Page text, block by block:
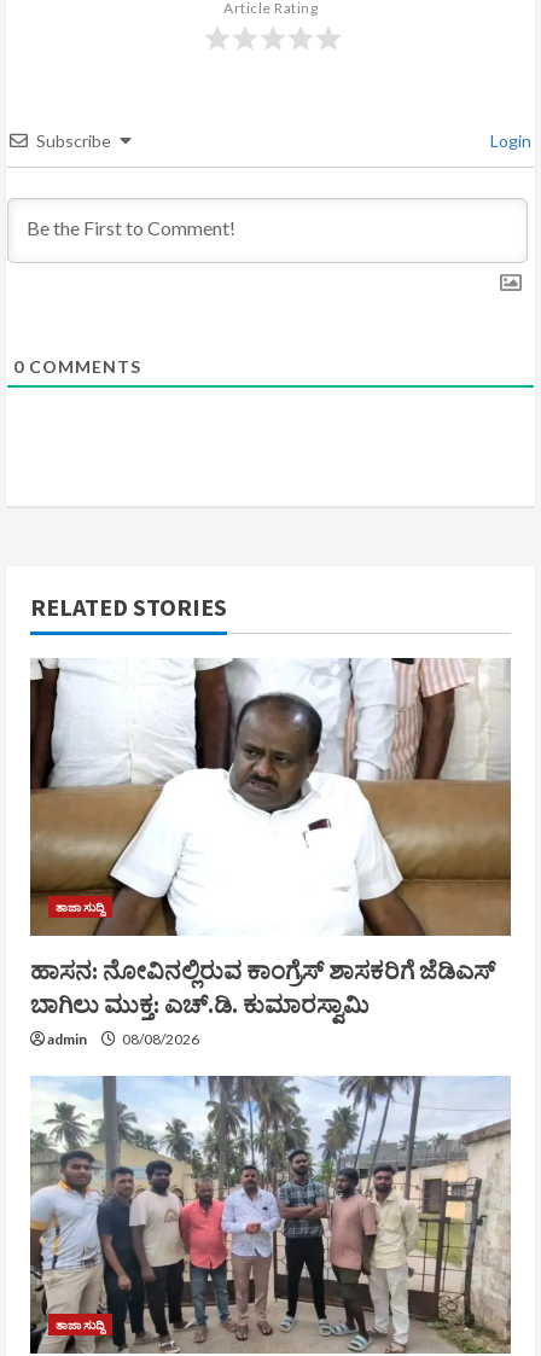
a
d
i
g
Article Rating
Subscribe Login
0 COMMENTS
RELATED STORIES
ತಾಜಾ ಸುದ್ದಿ
ಹಾಸನ: ನೋವಿನಲ್ಲಿರುವ ಕಾಂಗ್ರೆಸ್‌ ಶಾಸಕರಿಗೆ ಜೆಡಿಎಸ್‌
ಬಾಗಿಲು ಮುಕ್ತ: ಎಚ್.ಡಿ. ಕುಮಾರಸ್ವಾಮಿ
admin 08/08/2026
ತಾಜಾ ಸುದ್ದಿ